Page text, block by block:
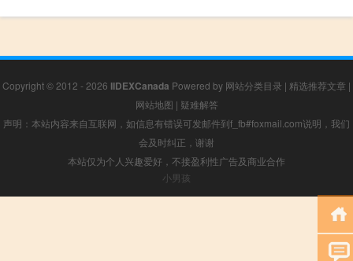
Copyright © 2012 - 2026 IIDEXCanada Powered by 网站分类目录 | 精选推荐文章 |
网站地图 | 疑难解答
声明：本站内容来自互联网，如信息有错误可发邮件到f_fb#foxmail.com说明，我们
会及时纠正，谢谢
本站仅为个人兴趣爱好，不接盈利性广告及商业合作
小男孩